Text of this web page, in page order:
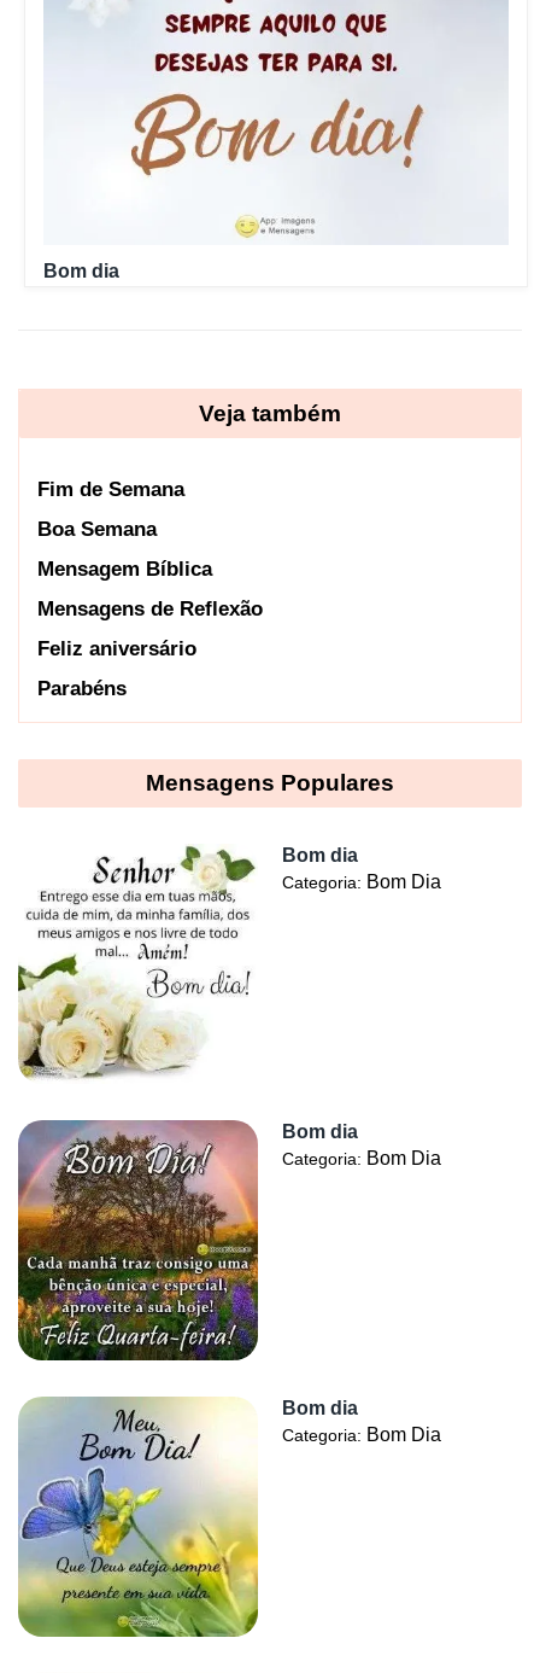
Bom dia
Veja também
Fim de Semana
Boa Semana
Mensagem Bíblica
Mensagens de Reflexão
Feliz aniversário
Parabéns
Mensagens Populares
Bom dia
Categoria: Bom Dia
Bom dia
Categoria: Bom Dia
Bom dia
Categoria: Bom Dia